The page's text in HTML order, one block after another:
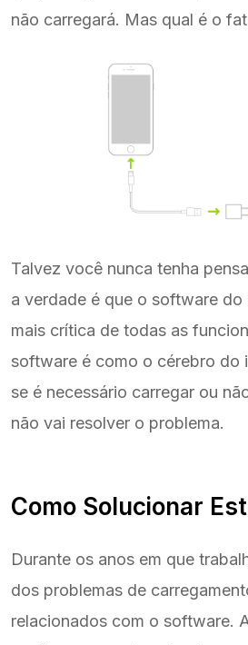
não carregará. Mas qual é o
Talvez você nunca tenha
a verdade é que o software do
mais crítica de todas as
software é como o cérebro do
se é necessário carregar ou
não vai resolver o problema.
Como Solucionar
Durante os anos em que
dos problemas de
relacionados com o software.